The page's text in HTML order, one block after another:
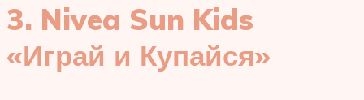
3. Nivea Sun Kids
«Играй и Купайся»